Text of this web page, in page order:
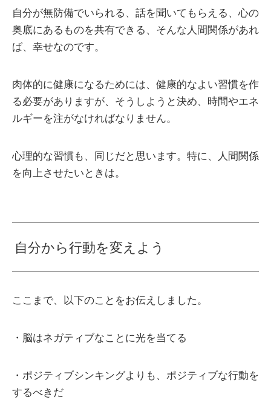
自分が無防備でいられる、話を聞いてもらえる、心の
奥底にあるものを共有できる、そんな人間関係があれ
ば、幸せなのです。
肉体的に健康になるためには、健康的なよい習慣を作
る必要がありますが、そうしようと決め、時間やエネ
ルギーを注がなければなりません。
心理的な習慣も、同じだと思います。特に、人間関係
を向上させたいときは。
自分から行動を変えよう
ここまで、以下のことをお伝えしました。
・脳はネガティブなことに光を当てる
・ポジティブシンキングよりも、ポジティブな行動を
するべきだ